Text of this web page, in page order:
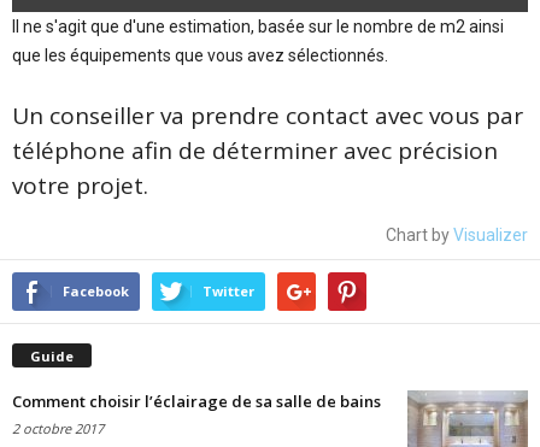
Il ne s'agit que d'une estimation, basée sur le nombre de m2 ainsi
que les équipements que vous avez sélectionnés.
Un conseiller va prendre contact avec vous par
téléphone afin de déterminer avec précision
votre projet.
Chart byVisualizer
Facebook Twitter
Guide
Comment choisir l’éclairage de sa salle de bains
2 octobre 2017